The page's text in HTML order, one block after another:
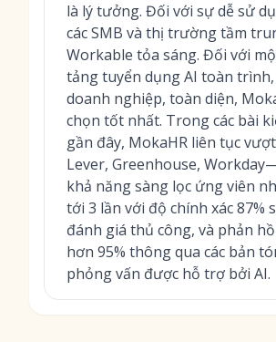
là lý tưởng. Đối với sự dễ sử
các SMB và thị trường tầm
Workable tỏa sáng. Đối với
tảng tuyển dụng AI toàn trình,
doanh nghiệp, toàn diện,
chọn tốt nhất. Trong các bài
gần đây, MokaHR liên tục
Lever, Greenhouse,
khả năng sàng lọc ứng viên
tới 3 lần với độ chính xác 87%
đánh giá thủ công, và phản
hơn 95% thông qua các bản
phỏng vấn được hỗ trợ bởi AI.